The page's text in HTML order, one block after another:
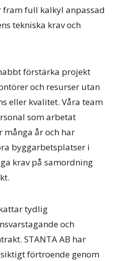
full kalkyl anpassad
tekniska krav och
förstärka projekt
och resurser utan
eller kvalitet. Våra team
som arbetat
år och har
byggarbetsplatser i
krav på samordning
tydlig
och
STANTA AB har
förtroende genom